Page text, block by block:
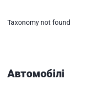
Taxonomy not found
Автомобілі